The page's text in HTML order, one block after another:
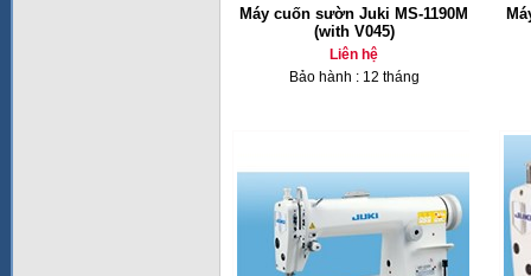
Máy cuốn sườn Juki MS-1190M
(with V045)
Liên hệ
Bảo hành : 12 tháng